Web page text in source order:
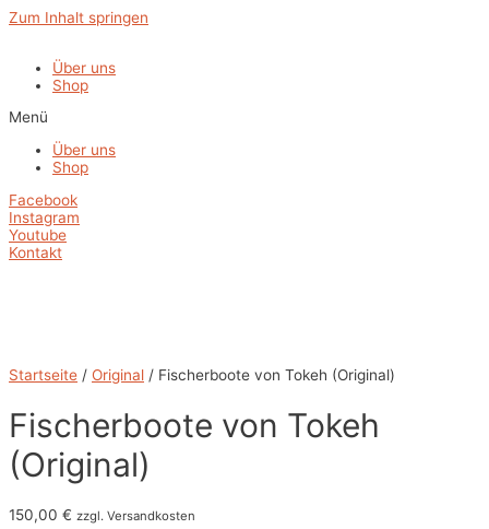
Zum Inhalt springen
Über uns
Shop
Menü
Über uns
Shop
Facebook
Instagram
Youtube
Kontakt
Startseite / Original / Fischerboote von Tokeh (Original)
Fischerboote von Tokeh
(Original)
150,00 € zzgl. Versandkosten